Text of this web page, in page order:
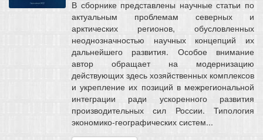
В сборнике представлены научные статьи по
актуальным проблемам северных и
арктических регионов, обусловленных
неоднозначностью научных концепций их
дальнейшего развития. Особое внимание
автор обращает на модернизацию
действующих здесь хозяйственных комплексов
и укрепление их позиций в межрегиональной
интеграции ради ускоренного развития
производительных сил России. Типология
экономико-географических систем...